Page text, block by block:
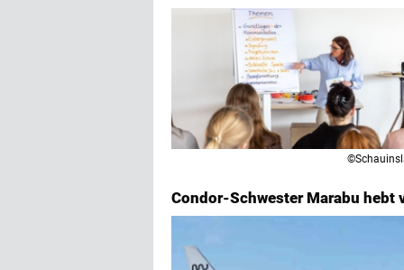
Condor-Schwester Marabu hebt